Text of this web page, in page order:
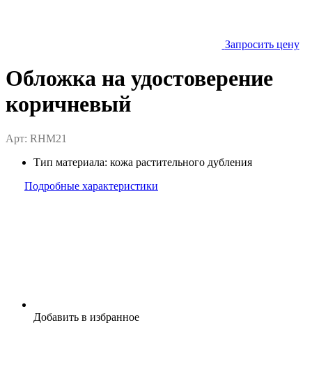
Запросить цену
Обложка на удостоверение
коричневый
Арт: RHM21
Тип материала: кожа растительного дубления
Подробные характеристики
Добавить в избранное